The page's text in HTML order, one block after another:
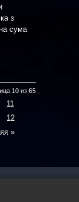
з
сума
10 из 65
11
12
»